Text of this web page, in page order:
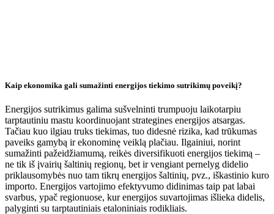
Kaip ekonomika gali sumažinti energijos tiekimo sutrikimų poveikį?
Energijos sutrikimus galima sušvelninti trumpuoju laikotarpiu
tarptautiniu mastu koordinuojant strategines energijos atsargas.
Tačiau kuo ilgiau truks tiekimas, tuo didesnė rizika, kad trūkumas
paveiks gamybą ir ekonominę veiklą plačiau. Ilgainiui, norint
sumažinti pažeidžiamumą, reikės diversifikuoti energijos tiekimą –
ne tik iš įvairių šaltinių regionų, bet ir vengiant pernelyg didelio
priklausomybės nuo tam tikrų energijos šaltinių, pvz., iškastinio kuro
importo. Energijos vartojimo efektyvumo didinimas taip pat labai
svarbus, ypač regionuose, kur energijos suvartojimas išlieka didelis,
palyginti su tarptautiniais etaloniniais rodikliais.